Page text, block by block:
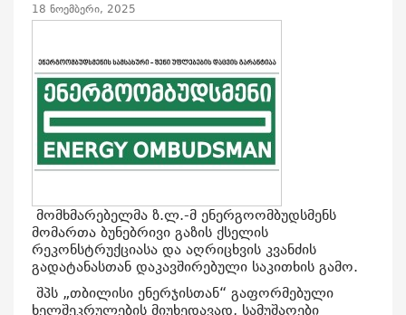
18 ნოემბერი, 2025
მომხმარებელმა ზ.ლ.-მ ენერგოომბუდსმენს
მომართა ბუნებრივი გაზის ქსელის
რეკონსტრუქციასა და აღრიცხვის კვანძის
გადატანასთან დაკავშირებული საკითხის გამო.
შპს „თბილისი ენერჯისთან“ გაფორმებული
ხელშეკრულების მიუხედავად, სამუშაოები